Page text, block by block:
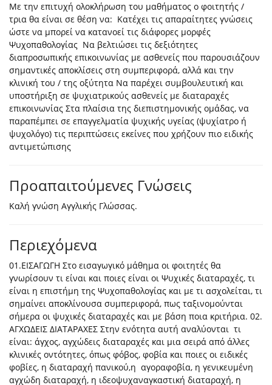
Με την επιτυχή ολοκλήρωση του μαθήματος ο φοιτητής /
τρια θα είναι σε θέση να: Κατέχει τις απαραίτητες γνώσεις
ώστε να μπορεί να κατανοεί τις διάφορες μορφές
Ψυχοπαθολογίας Να βελτιώσει τις δεξιότητες
διαπροσωπικής επικοινωνίας με ασθενείς που παρουσιάζουν
σημαντικές αποκλίσεις στη συμπεριφορά, αλλά και την
κλινική του / της οξύτητα Να παρέχει συμβουλευτική και
υποστήριξη σε ψυχιατρικούς ασθενείς με διαταραχές
επικοινωνίας Στα πλαίσια της διεπιστημονικής ομάδας, να
παραπέμπει σε επαγγελματία ψυχικής υγείας (ψυχίατρο ή
ψυχολόγο) τις περιπτώσεις εκείνες που χρήζουν πιο ειδικής
αντιμετώπισης
Προαπαιτούμενες Γνώσεις
Καλή γνώση Αγγλικής Γλώσσας.
Περιεχόμενα
01.ΕΙΣΑΓΩΓΗ Στο εισαγωγικό μάθημα οι φοιτητές θα
γνωρίσουν τι είναι και ποιες είναι οι Ψυχικές διαταραχές, τι
είναι η επιστήμη της Ψυχοπαθολογίας και με τι ασχολείται, τι
σημαίνει αποκλίνουσα συμπεριφορά, πως ταξινομούνται
σήμερα οι ψυχικές διαταραχές και με βάση ποια κριτήρια. 02.
ΑΓΧΩΔΕΙΣ ΔΙΑΤΑΡΑΧΕΣ Στην ενότητα αυτή αναλύονται τι
είναι: άγχος, αγχώδεις διαταραχές και μια σειρά από άλλες
κλινικές οντότητες, όπως φόβος, φοβία και ποιες οι ειδικές
φοβίες, η διαταραχή πανικού,η αγοραφοβία, η γενικευμένη
αγχώδη διαταραχή, η ιδεοψυχαναγκαστική διαταραχή, η